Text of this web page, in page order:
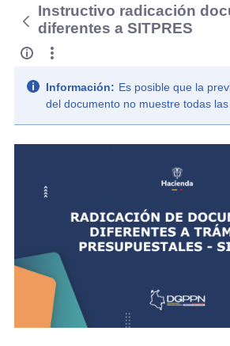
Instructivo radicación
diferentes a SITPRES
Información: Es posible que la
del documento no muestre todas las